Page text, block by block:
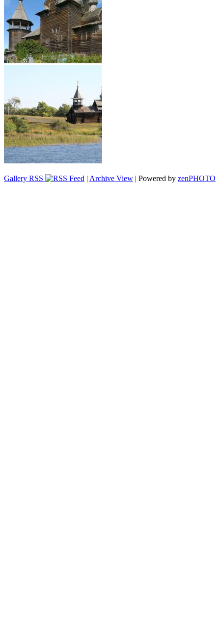
Gallery RSS | Archive View | Powered by zenPHOTO